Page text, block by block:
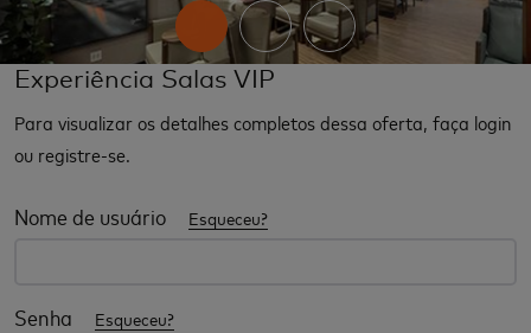
Experiência Salas VIP
Para visualizar os detalhes completos dessa oferta, faça login
ou registre-se.
Nome de usuário Esqueceu?
Senha Esqueceu?